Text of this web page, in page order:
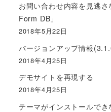
お問い合わせ内容を見逃
Form DB」
2018年5月22日
バージョンアップ情報
2018年4月25日
デモサイトを再現する
2018年4月25日
テーマがインストールでき